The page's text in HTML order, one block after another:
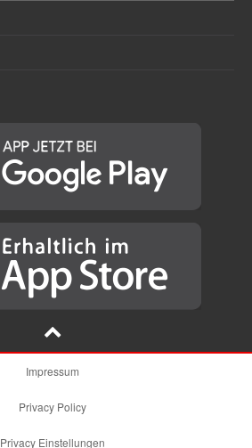
Impressum
Privacy Policy
Privacy Einstellungen